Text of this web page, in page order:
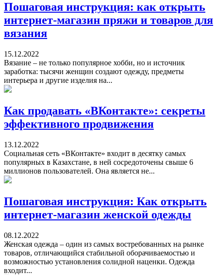
Пошаговая инструкция: как открыть
интернет-магазин пряжи и товаров для
вязания
15.12.2022
Вязание – не только популярное хобби, но и источник
заработка: тысячи женщин создают одежду, предметы
интерьера и другие изделия на...
Как продавать «ВКонтакте»: секреты
эффективного продвижения
13.12.2022
Социальная сеть «ВКонтакте» входит в десятку самых
популярных в Казахстане, в ней сосредоточены свыше 6
миллионов пользователей. Она является не...
Пошаговая инструкция: Как открыть
интернет-магазин женской одежды
08.12.2022
Женская одежда – один из самых востребованных на рынке
товаров, отличающийся стабильной оборачиваемостью и
возможностью установления солидной наценки. Одежда
входит...